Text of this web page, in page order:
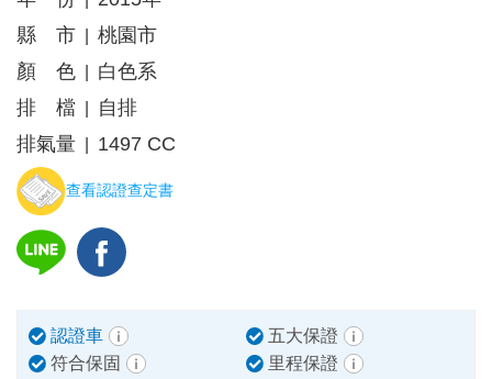
縣 市
桃園市
顏 色
白色系
排 檔
自排
排氣量
1497 CC
查看認證查定書
認證車
五大保證
符合保固
里程保證